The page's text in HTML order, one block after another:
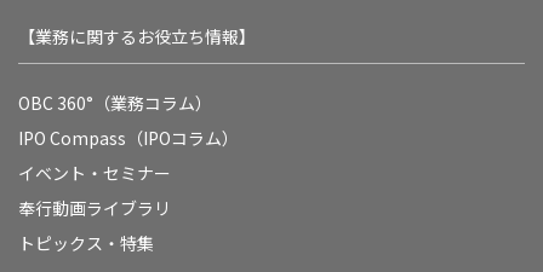
【業務に関するお役立ち情報】
OBC 360°（業務コラム）
IPO Compass（IPOコラム）
イベント・セミナー
奉行動画ライブラリ
トピックス・特集